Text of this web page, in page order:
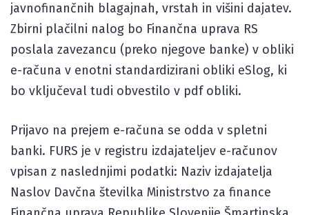
javnofinančnih blagajnah, vrstah in višini dajatev.
Zbirni plačilni nalog bo Finančna uprava RS
poslala zavezancu (preko njegove banke) v obliki
e-računa v enotni standardizirani obliki eSlog, ki
bo vključeval tudi obvestilo v pdf obliki.
Prijavo na prejem e-računa se odda v spletni
banki. FURS je v registru izdajateljev e-računov
vpisan z naslednjimi podatki: Naziv izdajatelja
Naslov Davčna številka Ministrstvo za finance